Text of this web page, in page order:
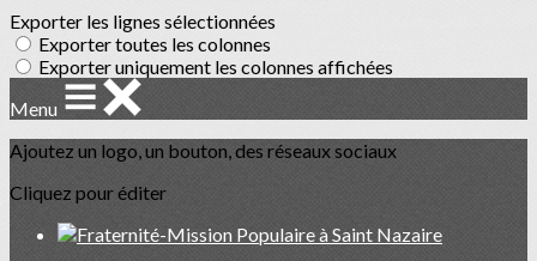
Exporter les lignes sélectionnées
Exporter toutes les colonnes
Exporter uniquement les colonnes affichées
Menu
Ajoutez un logo, un bouton, des réseaux sociaux
Cliquez pour éditer